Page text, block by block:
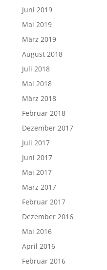
Juni 2019
Mai 2019
März 2019
August 2018
Juli 2018
Mai 2018
März 2018
Februar 2018
Dezember 2017
Juli 2017
Juni 2017
Mai 2017
März 2017
Februar 2017
Dezember 2016
Mai 2016
April 2016
Februar 2016